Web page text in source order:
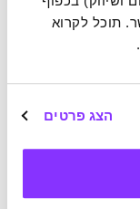
.
הצג פרטים
גם הימנעות מהאמת היא חלק מהמפגש איתה – 3 אנקדוטות